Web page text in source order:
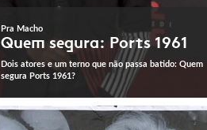
Pra Macho
Quem segura: Ports 1961
Dois atores e um terno que não passa batido: Quem
segura Ports 1961?